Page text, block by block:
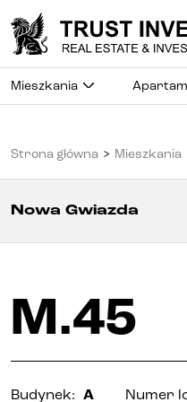
Mieszkania
Strona główna > Mieszkania
Nowa Gwiazda
M.45
Budynek: A Numer